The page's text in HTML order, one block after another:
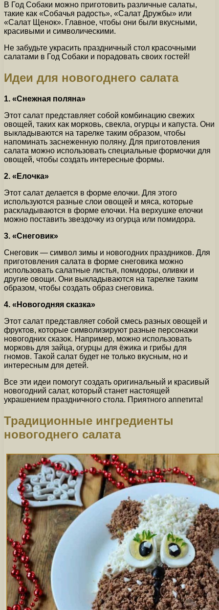
В Год Собаки можно приготовить различные салаты,
такие как «Собачья радость», «Салат Дружбы» или
«Салат Щенок». Главное, чтобы они были вкусными,
красивыми и символическими.
Не забудьте украсить праздничный стол красочными
салатами в Год Собаки и порадовать своих гостей!
Идеи для новогоднего салата
1. «Снежная поляна»
Этот салат представляет собой комбинацию свежих
овощей, таких как морковь, свекла, огурцы и капуста. Они
выкладываются на тарелке таким образом, чтобы
напоминать заснеженную поляну. Для приготовления
салата можно использовать специальные формочки для
овощей, чтобы создать интересные формы.
2. «Елочка»
Этот салат делается в форме елочки. Для этого
используются разные слои овощей и мяса, которые
раскладываются в форме елочки. На верхушке елочки
можно поставить звездочку из огурца или помидора.
3. «Снеговик»
Снеговик — символ зимы и новогодних праздников. Для
приготовления салата в форме снеговика можно
использовать салатные листья, помидоры, оливки и
другие овощи. Они выкладываются на тарелке таким
образом, чтобы создать образ снеговика.
4. «Новогодняя сказка»
Этот салат представляет собой смесь разных овощей и
фруктов, которые символизируют разные персонажи
новогодних сказок. Например, можно использовать
морковь для зайца, огурцы для ёжика и грибы для
гномов. Такой салат будет не только вкусным, но и
интересным для детей.
Все эти идеи помогут создать оригинальный и красивый
новогодний салат, который станет настоящей
украшением праздничного стола. Приятного аппетита!
Традиционные ингредиенты
новогоднего салата